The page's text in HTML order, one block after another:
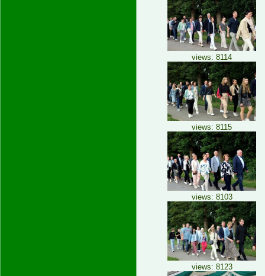
views: 8114
views: 8115
views: 8103
views: 8123